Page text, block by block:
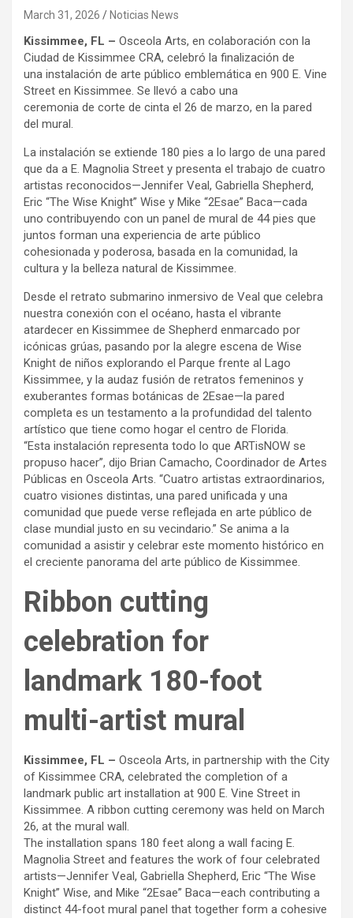
March 31, 2026 Noticias News
Kissimmee, FL – Osceola Arts, en colaboración con la
Ciudad de Kissimmee CRA, celebró la finalización de
una instalación de arte público emblemática en 900 E. Vine
Street en Kissimmee. Se llevó a cabo una
ceremonia de corte de cinta el 26 de marzo, en la pared
del mural.
La instalación se extiende 180 pies a lo largo de una pared
que da a E. Magnolia Street y presenta el trabajo de cuatro
artistas reconocidos—Jennifer Veal, Gabriella Shepherd,
Eric “The Wise Knight” Wise y Mike “2Esae” Baca—cada
uno contribuyendo con un panel de mural de 44 pies que
juntos forman una experiencia de arte público
cohesionada y poderosa, basada en la comunidad, la
cultura y la belleza natural de Kissimmee.
Desde el retrato submarino inmersivo de Veal que celebra
nuestra conexión con el océano, hasta el vibrante
atardecer en Kissimmee de Shepherd enmarcado por
icónicas grúas, pasando por la alegre escena de Wise
Knight de niños explorando el Parque frente al Lago
Kissimmee, y la audaz fusión de retratos femeninos y
exuberantes formas botánicas de 2Esae—la pared
completa es un testamento a la profundidad del talento
artístico que tiene como hogar el centro de Florida.
“Esta instalación representa todo lo que ARTisNOW se
propuso hacer”, dijo Brian Camacho, Coordinador de Artes
Públicas en Osceola Arts. “Cuatro artistas extraordinarios,
cuatro visiones distintas, una pared unificada y una
comunidad que puede verse reflejada en arte público de
clase mundial justo en su vecindario.” Se anima a la
comunidad a asistir y celebrar este momento histórico en
el creciente panorama del arte público de Kissimmee.
Ribbon cutting
celebration for
landmark 180-foot
multi-artist mural
Kissimmee, FL – Osceola Arts, in partnership with the City
of Kissimmee CRA, celebrated the completion of a
landmark public art installation at 900 E. Vine Street in
Kissimmee. A ribbon cutting ceremony was held on March
26, at the mural wall.
The installation spans 180 feet along a wall facing E.
Magnolia Street and features the work of four celebrated
artists—Jennifer Veal, Gabriella Shepherd, Eric “The Wise
Knight” Wise, and Mike “2Esae” Baca—each contributing a
distinct 44-foot mural panel that together form a cohesive